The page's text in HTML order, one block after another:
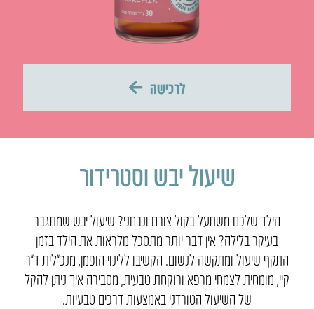
לרכישה
שיעול יבש וסטרידור
הילד שלכם משתעל בקול צורם ונבחני? שיעול יבש שמתגבר
בעיקר בלילה? אין דבר יותר מתסכל מלראות את הילד בזמן
התקף שיעול ומתקשה לנשום. הקשיבו ללינוי הופמן, מנכ”לית ד״ר
קיי, מומחית לצמחי מרפא ורוקחת טבעית, מסבירה איך ניתן להקל
של השיעול הטורדני באמצעות דרכים טבעיות.